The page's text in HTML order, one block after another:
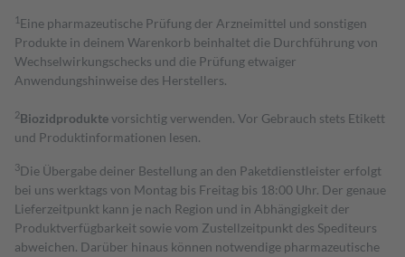
1 Eine pharmazeutische Prüfung der Arzneimittel und sonstigen
Produkte in deinem Warenkorb beinhaltet die Durchführung von
Wechselwirkungschecks und die Prüfung etwaiger
Anwendungshinweise des Herstellers.
2Biozidproduktevorsichtig verwenden. Vor Gebrauch stets Etikett
und Produktinformationen lesen.
3Die Übergabe deiner Bestellung an den Paketdienstleister erfolgt
bei uns werktags von Montag bis Freitag bis 18:00 Uhr. Der genaue
Lieferzeitpunkt kann je nach Region und in Abhängigkeit der
Produktverfügbarkeit sowie vom Zustellzeitpunkt des Spediteurs
abweichen. Darüber hinaus können notwendige pharmazeutische